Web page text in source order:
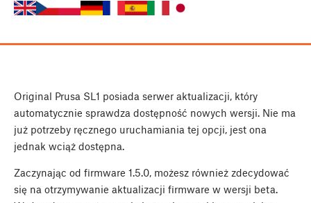
Original Prusa SL1 posiada serwer aktualizacji, który
automatycznie sprawdza dostępność nowych wersji. Nie ma
już potrzeby ręcznego uruchamiania tej opcji, jest ona
jednak wciąż dostępna.
Zaczynając od firmware 1.5.0, możesz również zdecydować
się na otrzymywanie aktualizacji firmware w wersji beta.